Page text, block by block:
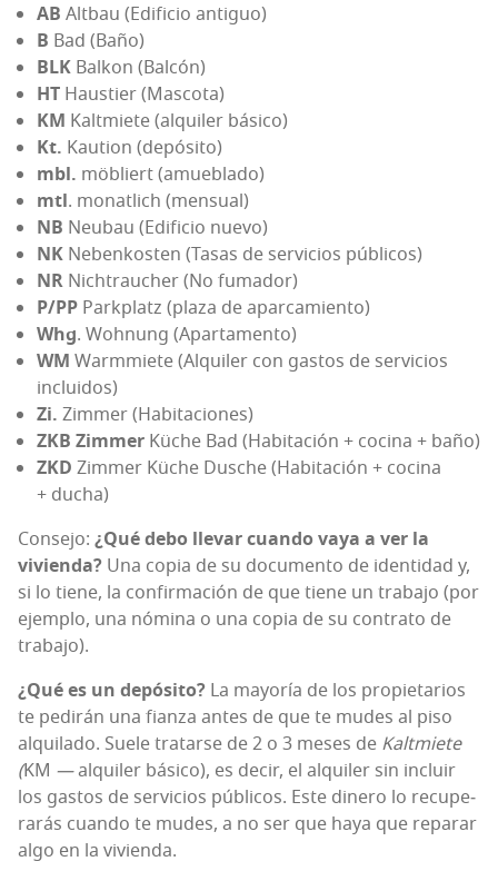
AB Alt­bau (Edi­fi­cio antiguo)
B Bad (Baño)
BLK Bal­kon (Bal­cón)
HT Haus­tier (Mas­co­ta)
KM Kalt­mie­te (alqui­ler básico)
Kt. Kau­tion (depó­si­to)
mbl. möbliert (amue­bla­do)
mtl. monatlich (men­sual)
NB Neu­bau (Edi­fi­cio nuevo)
NK Neben­kos­ten (Tasas de ser­vi­cios públicos)
NR Nich­trau­cher (No fumador)
P/PP Park­platz (pla­za de aparcamiento)
Whg. Woh­nung (Apar­ta­men­to)
WM Warm­mie­te (Alqui­ler con gas­tos de ser­vi­cios
incluidos)
Zi. Zim­mer (Habi­ta­cio­nes)
ZKB Zim­mer Küche Bad (Habi­ta­ción + coci­na + baño)
ZKD Zim­mer Küche Dus­che (Habi­ta­ción + coci­na
+ ducha)
Con­se­jo: ¿Qué debo lle­var cuan­do vaya a ver la
vivien­da? Una copia de su docu­men­to de iden­ti­dad y,
si lo tie­ne, la con­fir­ma­ción de que tie­ne un tra­ba­jo (por
ejem­plo, una nómi­na o una copia de su con­tra­to de
trabajo).
¿Qué es un depó­si­to? La mayo­ría de los pro­pie­ta­rios
te pedi­rán una fian­za antes de que te mudes al piso
alqui­la­do. Sue­le tra­tar­se de 2 o 3 meses de Kalt­mie­te
(KM —alqui­ler bási­co), es decir, el alqui­ler sin incluir
los gas­tos de ser­vi­cios públi­cos. Este dine­ro lo recu­pe­
ra­rás cuan­do te mudes, a no ser que haya que repa­rar
algo en la vivienda.